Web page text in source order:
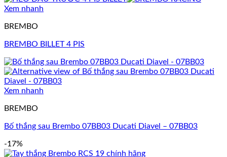
Xem nhanh
BREMBO
BREMBO BILLET 4 PIS
Xem nhanh
BREMBO
Bố thắng sau Brembo 07BB03 Ducati Diavel – 07BB03
-17%